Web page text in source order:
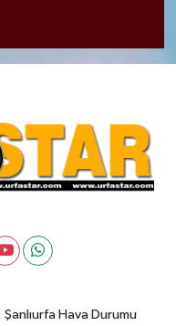
Şanlıurfa Hava Durumu